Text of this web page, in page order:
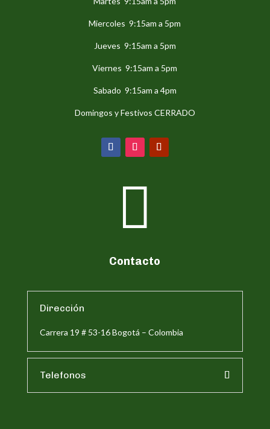
Miercoles 9:15am a 5pm
Jueves 9:15am a 5pm
Viernes 9:15am a 5pm
Sabado 9:15am a 4pm
Domingos y Festivos CERRADO

Contacto
Dirección
Carrera 19 # 53-16 Bogotá – Colombia
Telefonos